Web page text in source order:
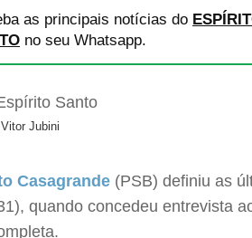
as principais notícias do
no seu Whatsapp.
Jubini
Casagrande (PSB) definiu as
quando concedeu entrevista